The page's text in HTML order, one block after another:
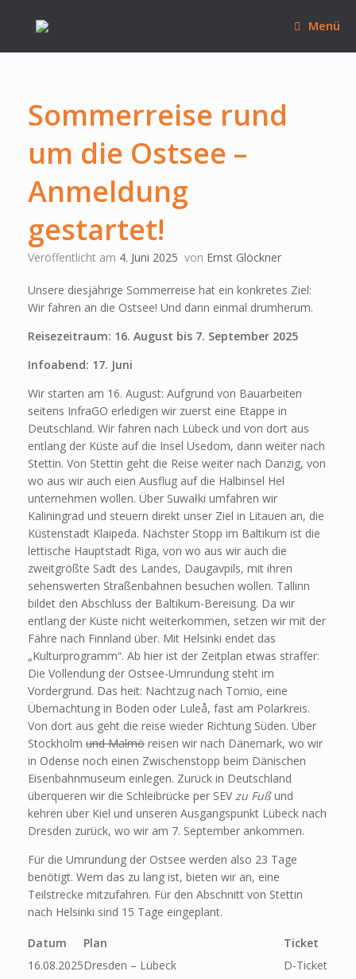
springen
Menü
Sommerreise rund
um die Ostsee –
Anmeldung
gestartet!
Veröffentlicht am 4. Juni 2025 von Ernst Glöckner
Unsere diesjährige Sommerreise hat ein konkretes Ziel:
Wir fahren an die Ostsee! Und dann einmal drumherum.
Reisezeitraum: 16. August bis 7. September 2025
Infoabend: 17. Juni
Wir starten am 16. August: Aufgrund von Bauarbeiten
seitens InfraGO erledigen wir zuerst eine Etappe in
Deutschland. Wir fahren nach Lübeck und von dort aus
entlang der Küste auf die Insel Usedom, dann weiter nach
Stettin. Von Stettin geht die Reise weiter nach Danzig, von
wo aus wir auch eien Ausflug auf die Halbinsel Hel
unternehmen wollen. Über Suwałki umfahren wir
Kaliningrad und steuern direkt unser Ziel in Litauen an, die
Küstenstadt Klaipeda. Nächster Stopp im Baltikum ist die
lettische Hauptstadt Riga, von wo aus wir auch die
zweitgrößte Sadt des Landes, Daugavpils, mit ihren
sehenswerten Straßenbahnen besuchen wollen. Tallinn
bildet den Abschluss der Baltikum-Bereisung. Da wir
entlang der Küste nicht weiterkommen, setzen wir mit der
Fähre nach Finnland über. Mit Helsinki endet das
„Kulturprogramm“. Ab hier ist der Zeitplan etwas straffer:
Die Vollendung der Ostsee-Umrundung steht im
Vordergrund. Das heit: Nachtzug nach Tornio, eine
Übernachtung in Boden oder Luleå, fast am Polarkreis.
Von dort aus geht die reise wieder Richtung Süden. Über
Stockholm und Malmö reisen wir nach Dänemark, wo wir
in Odense noch einen Zwischenstopp beim Dänischen
Eisenbahnmuseum einlegen. Zurück in Deutschland
überqueren wir die Schleibrücke per SEVzu Fußund
kehren über Kiel und unseren Ausgangspunkt Lübeck nach
Dresden zurück, wo wir am 7. September ankommen.
Für die Umrundung der Ostsee werden also 23 Tage
benötigt. Wem das zu lang ist, bieten wir an, eine
Teilstrecke mitzufahren. Für den Abschnitt von Stettin
nach Helsinki sind 15 Tage eingeplant.
Datum Plan
Ticket
16.08.2025Dresden – Lübeck
D-Ticket